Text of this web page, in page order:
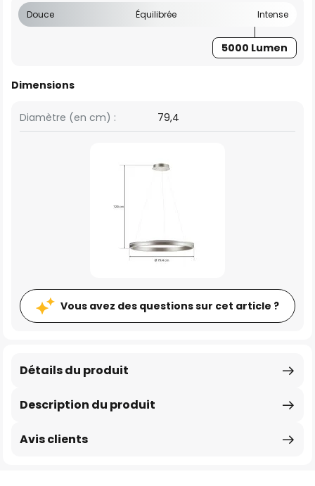
Douce Équilibrée Intense
5000 Lumen
Dimensions
Diamètre (en cm) : 79,4
Vous avez des questions sur cet article ?
Description du produit
Détails du produit
Avis clients